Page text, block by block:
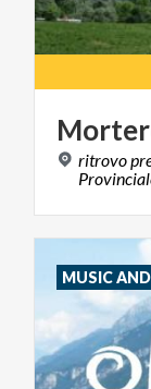
ritrovo
MUSIC